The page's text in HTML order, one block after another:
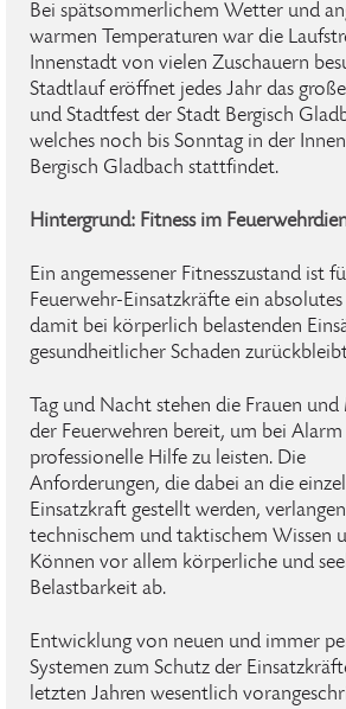
Bei spätsommerlichem Wetter und
warmen Temperaturen war die
Innenstadt von vielen Zuschauern
Stadtlauf eröffnet jedes Jahr das
und Stadtfest der Stadt Bergisch
welches noch bis Sonntag in der
Bergisch Gladbach stattfindet.
Hintergrund: Fitness im
Ein angemessener Fitnesszustand ist
Feuerwehr-Einsatzkräfte ein absolutes
damit bei körperlich belastenden
gesundheitlicher Schaden
Tag und Nacht stehen die Frauen
der Feuerwehren bereit, um bei
professionelle Hilfe zu leisten. Die
Anforderungen, die dabei an die
Einsatzkraft gestellt werden,
technischem und taktischem Wissen
Können vor allem körperliche und
Belastbarkeit ab.
Entwicklung von neuen und immer
Systemen zum Schutz der
letzten Jahren wesentlich